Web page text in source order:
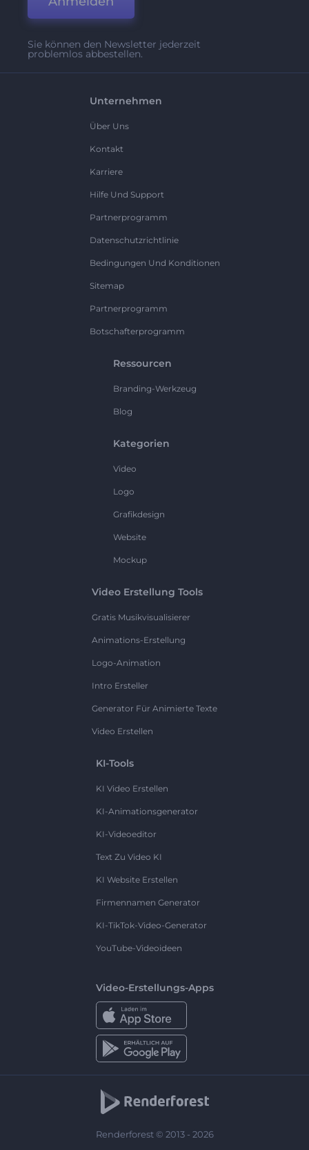
Sie können den Newsletter jederzeit
problemlos abbestellen.
Unternehmen
Über Uns
Kontakt
Karriere
Hilfe Und Support
Partnerprogramm
Datenschutzrichtlinie
Bedingungen Und Konditionen
Sitemap
Partnerprogramm
Botschafterprogramm
Ressourcen
Branding-Werkzeug
Blog
Kategorien
Video
Logo
Grafikdesign
Website
Mockup
Video Erstellung Tools
Gratis Musikvisualisierer
Animations-Erstellung
Logo-Animation
Intro Ersteller
Generator Für Animierte Texte
Video Erstellen
KI-Tools
KI Video Erstellen
KI-Animationsgenerator
KI-Videoeditor
Text Zu Video KI
KI Website Erstellen
Firmennamen Generator
KI-TikTok-Video-Generator
YouTube-Videoideen
Video-Erstellungs-Apps
Renderforest © 2013 - 2026